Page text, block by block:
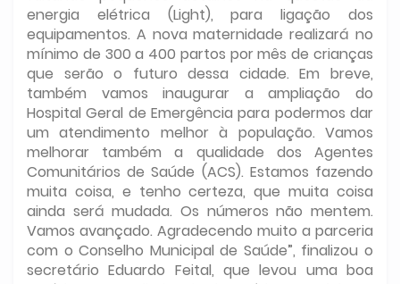
energia elétrica (Light), para ligação dos
equipamentos. A nova maternidade realizará no
mínimo de 300 a 400 partos por mês de crianças
que serão o futuro dessa cidade. Em breve,
também vamos inaugurar a ampliação do
Hospital Geral de Emergência para podermos dar
um atendimento melhor à população. Vamos
melhorar também a qualidade dos Agentes
Comunitários de Saúde (ACS). Estamos fazendo
muita coisa, e tenho certeza, que muita coisa
ainda será mudada. Os números não mentem.
Vamos avançado. Agradecendo muito a parceria
com o Conselho Municipal de Saúde”, finalizou o
secretário Eduardo Feital, que levou uma boa